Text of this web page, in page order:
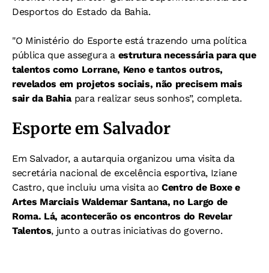
Desportos do Estado da Bahia.
"O Ministério do Esporte está trazendo uma política
pública que assegura a estrutura necessária para que
talentos como Lorrane, Keno e tantos outros,
revelados em projetos sociais, não precisem mais
sair da Bahia para realizar seus sonhos”, completa.
Esporte em Salvador
Em Salvador, a autarquia organizou uma visita da
secretária nacional de excelência esportiva, Iziane
Castro, que incluiu uma visita ao Centro de Boxee
Artes Marciais Waldemar Santana, no Largo de
Roma. Lá, acontecerão os encontros do Revelar
Talentos, junto a outras iniciativas do governo.